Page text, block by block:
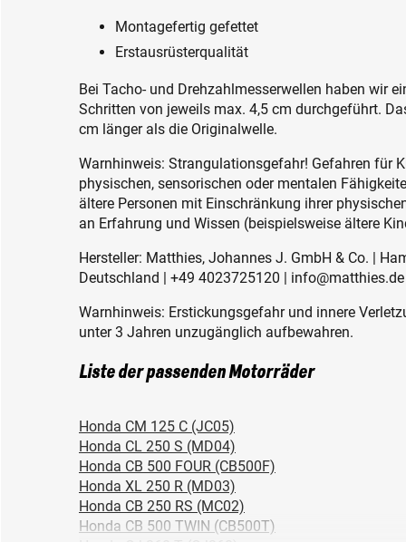
Montagefertig gefettet
Erstausrüsterqualität
Bei Tacho- und Drehzahlmesserwellen haben wir
Schritten von jeweils max. 4,5 cm durchgeführt.
cm länger als die Originalwelle.
Warnhinweis: Strangulationsgefahr! Gefahren für
physischen, sensorischen oder mentalen
ältere Personen mit Einschränkung ihrer
an Erfahrung und Wissen (beispielsweise ältere
Hersteller: Matthies, Johannes J. GmbH & Co. |
Deutschland | +49 4023725120 |
Warnhinweis: Erstickungsgefahr und innere
unter 3 Jahren unzugänglich aufbewahren.
Liste der passenden Motorräder
Honda CM 125 C (JC05)
Honda CL 250 S (MD04)
Honda CB 500 FOUR (CB500F)
Honda XL 250 R (MD03)
Honda CB 250 RS (MC02)
Honda CB 500 TWIN (CB500T)